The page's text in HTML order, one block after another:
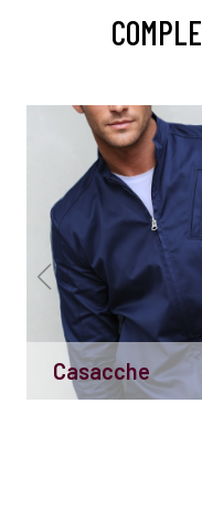
Casacche